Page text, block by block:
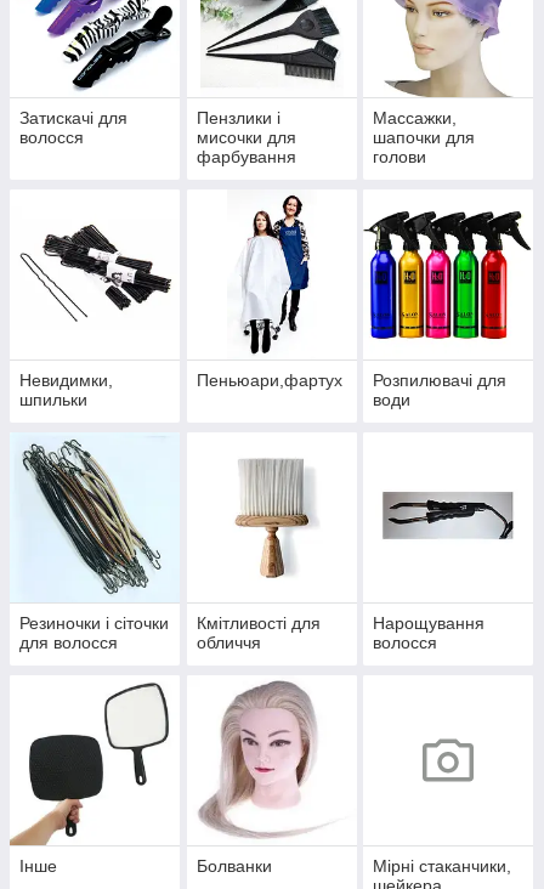
Затискачі для
волосся
Пензлики і
мисочки для
фарбування
Массажки,
шапочки для
голови
Невидимки,
шпильки
Пеньюари,фартух
Розпилювачі для
води
Резиночки і сіточки
для волосся
Кмітливості для
обличчя
Нарощування
волосся
Інше Болванки
Мірні стаканчики,